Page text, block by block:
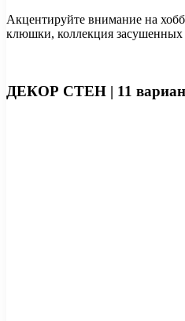
​Акцентируйте внимание на
клюшки, коллекция засушенных
ДЕКОР СТЕН | 11